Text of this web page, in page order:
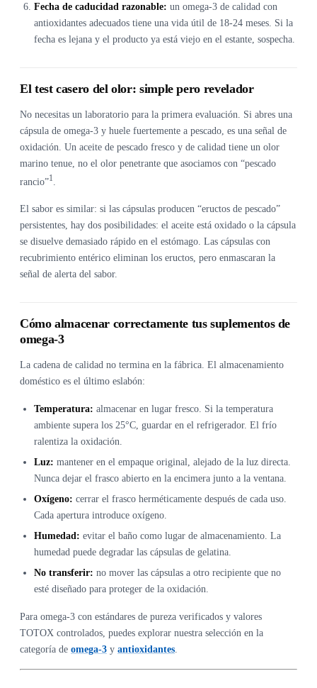
Fecha de caducidad razonable: un omega-3 de calidad con
antioxidantes adecuados tiene una vida útil de 18-24 meses. Si la
fecha es lejana y el producto ya está viejo en el estante, sospecha.
El test casero del olor: simple pero revelador
No necesitas un laboratorio para la primera evaluación. Si abres una
cápsula de omega-3 y huele fuertemente a pescado, es una señal de
oxidación. Un aceite de pescado fresco y de calidad tiene un olor
marino tenue, no el olor penetrante que asociamos con “pescado
rancio”1
El sabor es similar: si las cápsulas producen “eructos de pescado”
persistentes, hay dos posibilidades: el aceite está oxidado o la cápsula
se disuelve demasiado rápido en el estómago. Las cápsulas con
recubrimiento entérico eliminan los eructos, pero enmascaran la
señal de alerta del sabor.
Cómo almacenar correctamente tus suplementos de
omega-3
La cadena de calidad no termina en la fábrica. El almacenamiento
doméstico es el último eslabón:
Temperatura: almacenar en lugar fresco. Si la temperatura
ambiente supera los 25°C, guardar en el refrigerador. El frío
ralentiza la oxidación.
Luz: mantener en el empaque original, alejado de la luz directa.
Nunca dejar el frasco abierto en la encimera junto a la ventana.
Oxígeno: cerrar el frasco herméticamente después de cada uso.
Cada apertura introduce oxígeno.
Humedad: evitar el baño como lugar de almacenamiento. La
humedad puede degradar las cápsulas de gelatina.
No transferir: no mover las cápsulas a otro recipiente que no
esté diseñado para proteger de la oxidación.
Para omega-3 con estándares de pureza verificados y valores
TOTOX controlados, puedes explorar nuestra selección en la
categoría de omega-3 y antioxidantes.